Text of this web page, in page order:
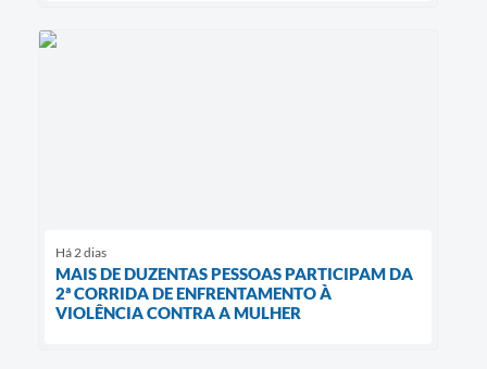
Há 2 dias
MAIS DE DUZENTAS PESSOAS PARTICIPAM DA
2ª CORRIDA DE ENFRENTAMENTO À
VIOLÊNCIA CONTRA A MULHER